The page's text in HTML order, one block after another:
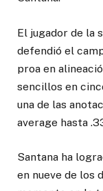
El jugador de la
defendió el
proa en
sencillos en
una de las
average hasta
Santana ha
en nueve de los